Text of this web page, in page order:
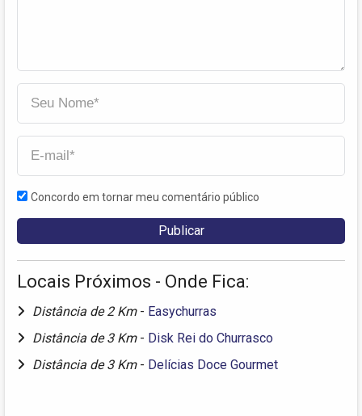
Concordo em tornar meu comentário público
Locais Próximos - Onde Fica:
Distância de 2 Km - Easychurras
Distância de 3 Km - Disk Rei do Churrasco
Distância de 3 Km - Delícias Doce Gourmet